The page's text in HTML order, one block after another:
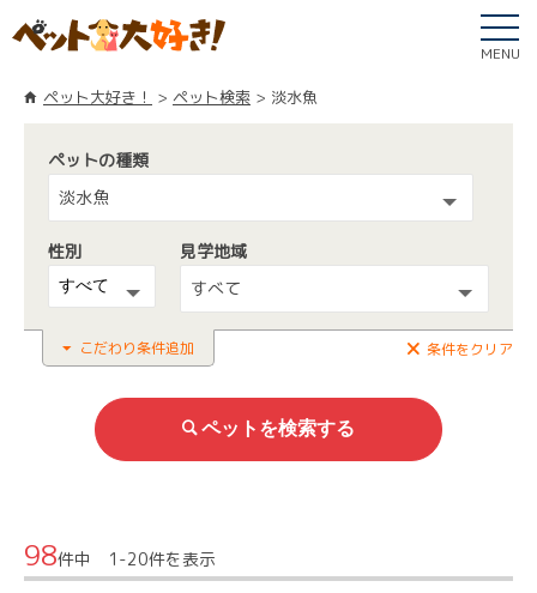
MENU
ペット大好き！ ペット検索 淡水魚
ペットの種類
淡水魚
性別
見学地域
すべて
こだわり条件追加 条件をクリア
98件中 1-20件を表示